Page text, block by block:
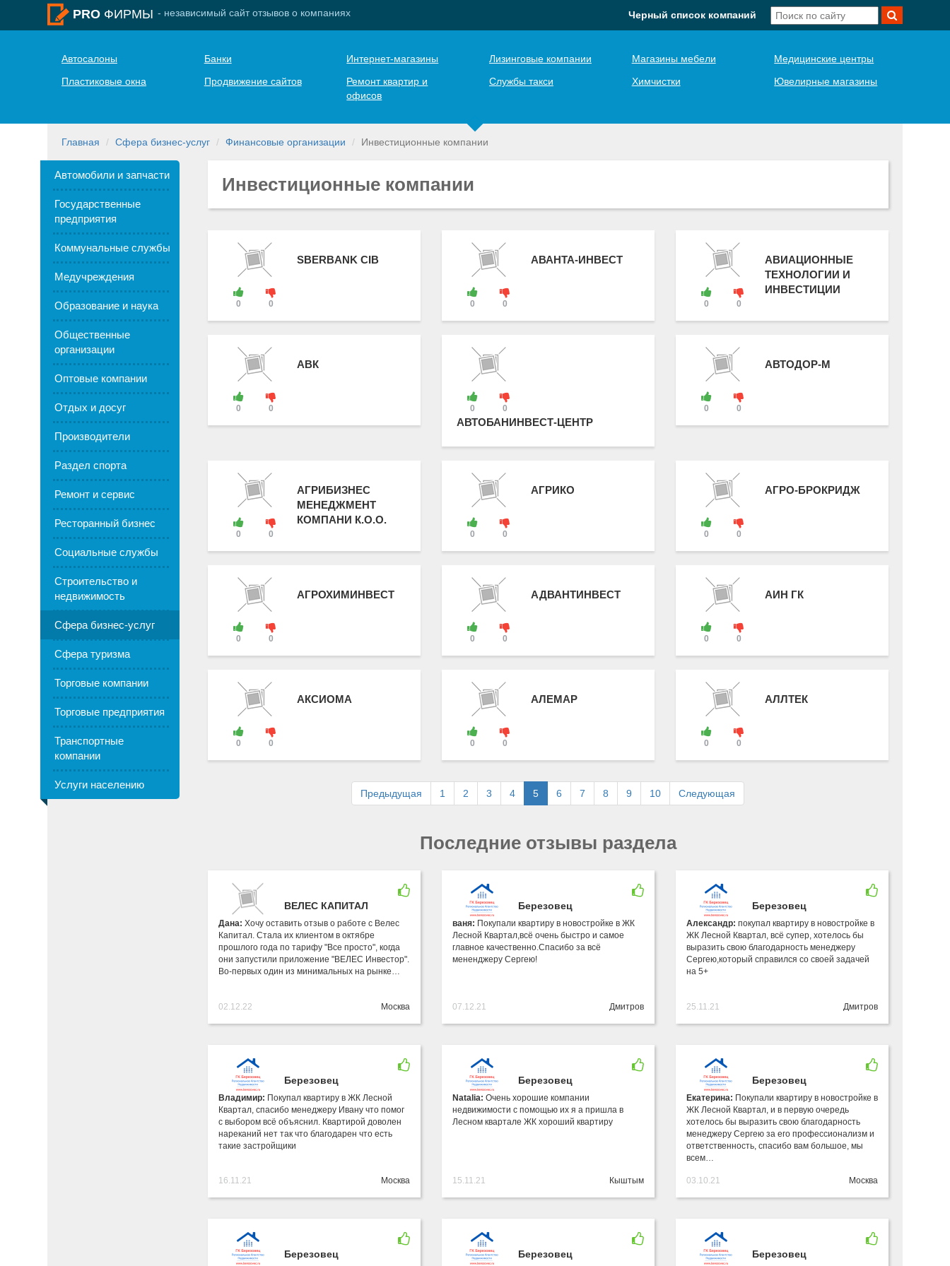
PRO ФИРМЫ - независимый сайт отзывов о компаниях Черный список компаний
Автосалоны Банки Интернет-магазины Лизинговые компании Магазины мебели
Медицинские центры
Пластиковые окна
Продвижение сайтов
Ремонт квартир и
офисов
Службы такси Химчистки Ювелирные магазины
Главная Сфера бизнес-услуг Финансовые организации Инвестиционные компании
Автомобили и запчасти
Государственные
предприятия
Коммунальные службы
Медучреждения
Образование и наука
Общественные
организации
Оптовые компании
Отдых и досуг
Производители
Раздел спорта
Ремонт и сервис
Ресторанный бизнес
Социальные службы
Строительство и
недвижимость
Сфера бизнес-услуг
Сфера туризма
Торговые компании
Торговые предприятия
Транспортные
компании
Услуги населению
Инвестиционные компании
0 0
SBERBANK CIB
0 0
АВАНТА-ИНВЕСТ
0 0
АВИАЦИОННЫЕ
ТЕХНОЛОГИИ И
ИНВЕСТИЦИИ
0 0
АВК
0 0
АВТОБАНИНВЕСТ-ЦЕНТР
0 0
АВТОДОР-М
0 0
АГРИБИЗНЕС
МЕНЕДЖМЕНТ
КОМПАНИ К.О.О.
0 0
АГРИКО
0 0
АГРО-БРОКРИДЖ
0 0
АГРОХИМИНВЕСТ
0 0
АДВАНТИНВЕСТ
0 0
АИН ГК
0 0
АКСИОМА
0 0
АЛЕМАР
0 0
АЛЛТЕК
Предыдущая 1 2 3 4 5 6 7 8 9 10 Следующая
Последние отзывы раздела
ВЕЛЕС КАПИТАЛ
Дана: Хочу оставить отзыв о работе с Велес
Капитал. Стала их клиентом в октябре
прошлого года по тарифу "Все просто", когда
они запустили приложение "ВЕЛЕС Инвестор".
Во-первых один из минимальных на рынке…
02.12.22 Москва
Березовец
ваня: Покупали квартиру в новостройке в ЖК
Лесной Квартал,всё очень быстро и самое
главное качественно.Спасибо за всё
мененджеру Сергею!
07.12.21 Дмитров
Березовец
Александр: покупал квартиру в новостройке в
ЖК Лесной Квартал, всё супер, хотелось бы
выразить свою благодарность менеджеру
Сергею,который справился со своей задачей
на 5+
25.11.21 Дмитров
Березовец
Владимир: Покупал квартиру в ЖК Лесной
Квартал, спасибо менеджеру Ивану что помог
с выбором всё объяснил. Квартирой доволен
нареканий нет так что благодарен что есть
такие застройщики
16.11.21 Москва
Березовец
Natalia: Очень хорошие компании
недвижимости с помощью их я а пришла в
Лесном квартале ЖК хороший квартиру
15.11.21 Кыштым
Березовец
Екатерина: Покупали квартиру в новостройке в
ЖК Лесной Квартал, и в первую очередь
хотелось бы выразить свою благодарность
менеджеру Сергею за его профессионализм и
ответственность, спасибо вам большое, мы
всем…
03.10.21 Москва
Березовец Березовец Березовец